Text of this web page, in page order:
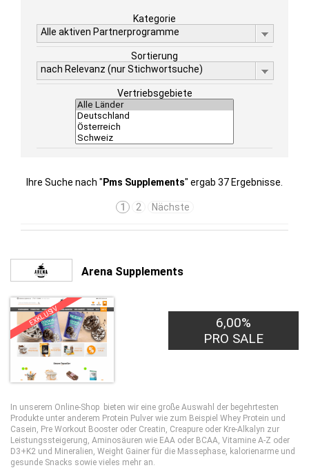
Kategorie
Alle aktiven Partnerprogramme
Sortierung
nach Relevanz (nur Stichwortsuche)
Vertriebsgebiete
Ihre Suche nach " Pms Supplements" ergab 37 Ergebnisse.
1 2 Nächste
Arena Supplements
EXKLUSIV
6,00%
PRO SALE
In unserem Online-Shop bieten wir eine große Auswahl der begehrtesten
Produkte unter anderem Protein Pulver wie zum Beispiel Whey Protein und
Casein, Pre Workout Booster oder Creatin, Creapure oder Kre-Alkalyn zur
Leistungssteigerung, Aminosäuren wie EAA oder BCAA, Vitamine A-Z oder
D3+K2 und Mineralien, Weight Gainer für die Massephase, kalorienarme und
gesunde Snacks sowie vieles mehr an.